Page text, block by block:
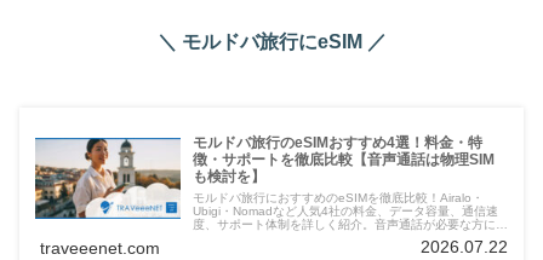
＼ モルドバ旅行にeSIM ／
モルドバ旅行のeSIMおすすめ4選！料金・特
徴・サポートを徹底比較【音声通話は物理SIM
も検討を】
モルドバ旅行におすすめのeSIMを徹底比較！Airalo・
Ubigi・Nomadなど人気4社の料金、データ容量、通信速
度、サポート体制を詳しく紹介。音声通話が必要な方には
traveeenet.com 2026.07.22